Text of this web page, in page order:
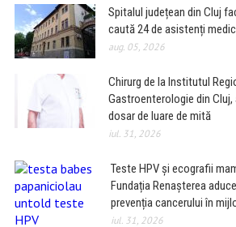
Spitalul județean din Cluj
caută 24 de asistenți
aug. 05, 2026
Chirurg de la Institutul
Gastroenterologie din
dosar de luare de mită
iul. 31, 2026
Teste HPV și ecografii
Fundația Renașterea
prevenția cancerului în
iul. 31, 2026